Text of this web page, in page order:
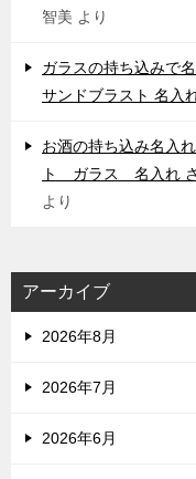
智美 より
ガラスの持ち込みで
サンドブラスト 名入
お酒の持ち込み名入
ト ガラス 名入れ
より
アーカイブ
2026年8月
2026年7月
2026年6月